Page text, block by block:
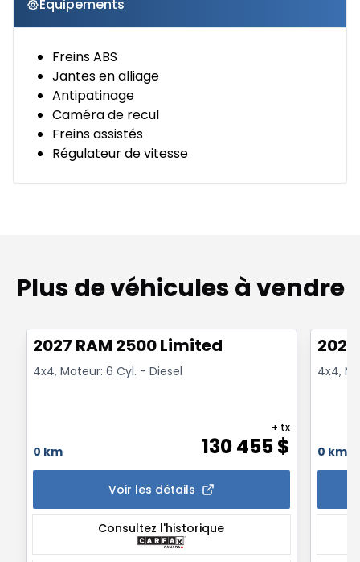
Équipements
Freins ABS
Jantes en alliage
Antipatinage
Caméra de recul
Freins assistés
Régulateur de vitesse
Plus de véhicules à vendre
2027 RAM 2500 Limited
4x4, Moteur: 6 Cyl. - Diesel
0 km 130 455$
+ tx
Voir les détails
Consultez l'historique
4x4,
0 km